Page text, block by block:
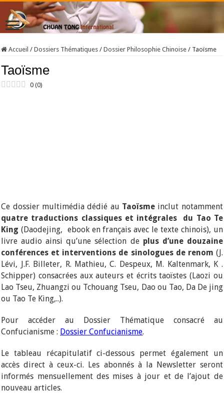
Accueil / Dossiers Thématiques / Dossier Philosophie Chinoise / Taoïsme
Taoïsme
0 (0)
Ce dossier multimédia dédié au Taoïsme inclut notamment
quatre traductions classiques et intégrales du Tao Te
King (Daodejing, ebook en français avec le texte chinois), un
livre audio ainsi qu’une sélection de plus d’une douzaine
conférences et interventions de sinologues de renom (J.
Lévi, J.F. Billeter, R. Mathieu, C. Despeux, M. Kaltenmark, K .
Schipper) consacrées aux auteurs et écrits taoïstes (Laozi ou
Lao Tseu, Zhuangzi ou Tchouang Tseu, Dao ou Tao, Da De jing
ou Tao Te King,..).
Pour accéder au Dossier Thématique consacré au
Confucianisme : Dossier Confucianisme.
Le tableau récapitulatif ci-dessous permet également un
accès direct à ceux-ci. Les abonnés à la Newsletter seront
informés mensuellement des mises à jour et de l’ajout de
nouveau articles.